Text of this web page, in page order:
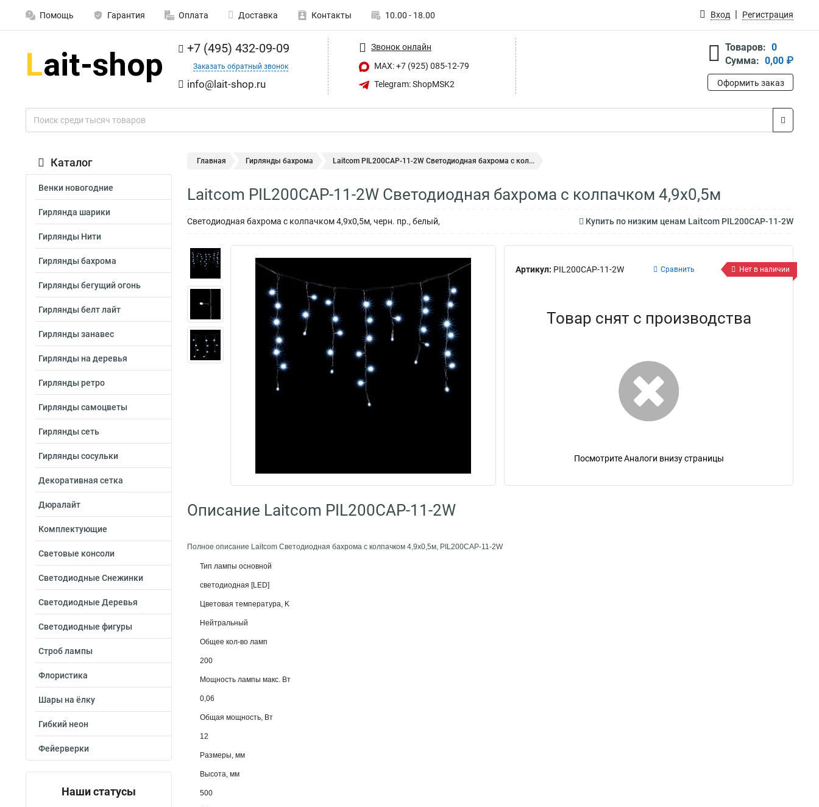
Помощь Гарантия Оплата Доставка Контакты 10.00 - 18.00 Вход Регистрация
+7 (495) 432-09-09
Заказать обратный звонок
info@lait-shop.ru
Звонок онлайн
MAX: +7 (925) 085-12-79
Telegram: ShopMSK2
Товаров: 0
Сумма: 0,00 ₽
Оформить заказ
Каталог
Венки новогодние
Гирлянда шарики
Гирлянды Нити
Гирлянды бахрома
Гирлянды бегущий огонь
Гирлянды белт лайт
Гирлянды занавес
Гирлянды на деревья
Гирлянды ретро
Гирлянды самоцветы
Гирлянды сеть
Гирлянды сосульки
Декоративная сетка
Дюралайт
Комплектующие
Световые консоли
Светодиодные Снежинки
Светодиодные Деревья
Светодиодные фигуры
Строб лампы
Флористика
Шары на ёлку
Гибкий неон
Фейерверки
Наши статусы
Главная Гирлянды бахрома Laitcom PIL200CAP-11-2W Светодиодная бахрома с кол...
Laitcom PIL200CAP-11-2W Светодиодная бахрома с колпачком 4,9x0,5м
Светодиодная бахрома с колпачком 4,9x0,5м, черн. пр., белый, Купить по низким ценам Laitcom PIL200CAP-11-2W
Артикул: PIL200CAP-11-2W Сравнить Нет в наличии
Товар снят с производства
Посмотрите Аналоги внизу страницы
Описание Laitcom PIL200CAP-11-2W
Полное описание Laitcom Светодиодная бахрома с колпачком 4,9x0,5м, PIL200CAP-11-2W
Тип лампы основной
светодиодная [LED]
Цветовая температура, K
Нейтральный
Общее кол-во ламп
200
Мощность лампы макс. Вт
0,06
Общая мощность, Вт
12
Размеры, мм
Высота, мм
500